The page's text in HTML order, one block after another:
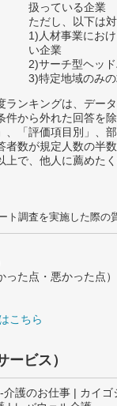
扱っている企業
ただし、以下は
1)人材事業にお
い企業
2)サーチ型ヘッ
3)特定地域のみ
ンキングは、デー
から外れた回答を除
「評価項目別」、
者数が規定人数の半
で、他人に薦めた
ト調査を実施した際の
った点・悪かった点）
こちら
ービス）
護のお仕事 | カイ